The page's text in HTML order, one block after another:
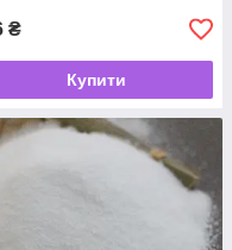
₴
Купити